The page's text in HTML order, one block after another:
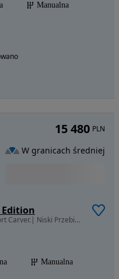
Manualna
Edition
1242 cm3 • 82 KM • Książka serw| Raport Carver.| Niski Przebieg | 2 kpl kół| 2 kpl kluczy
Manualna
15 480 PLN
W granicach średniej